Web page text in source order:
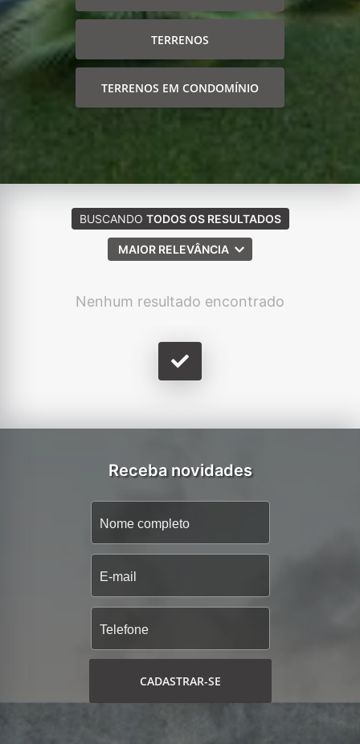
TERRENOS
TERRENOS EM CONDOMÍNIO
BUSCANDO TODOS OS RESULTADOS
MAIOR RELEVÂNCIA
Nenhum resultado encontrado
Receba novidades
CADASTRAR-SE